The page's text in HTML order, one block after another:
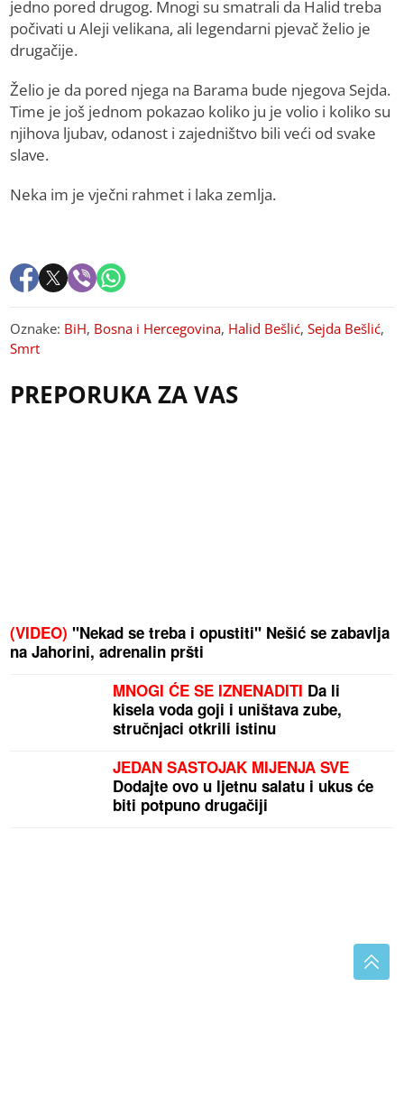
jedno pored drugog. Mnogi su smatrali da Halid treba
počivati u Aleji velikana, ali legendarni pjevač želio je
drugačije.
Želio je da pored njega na Barama bude njegova Sejda.
Time je još jednom pokazao koliko ju je volio i koliko su
njihova ljubav, odanost i zajedništvo bili veći od svake
slave.
Neka im je vječni rahmet i laka zemlja.
Oznake: BiH, Bosna i Hercegovina, Halid Bešlić,Sejda Bešlić,
Smrt
PREPORUKA ZA VAS
(VIDEO) "Nekad se treba i opustiti" Nešić se zabavlja
na Jahorini, adrenalin pršti
MNOGI ĆE SE IZNENADITI Da li
kisela voda goji i uništava zube,
stručnjaci otkrili istinu
JEDAN SASTOJAK MIJENJA SVE
Dodajte ovo u ljetnu salatu i ukus će
biti potpuno drugačiji